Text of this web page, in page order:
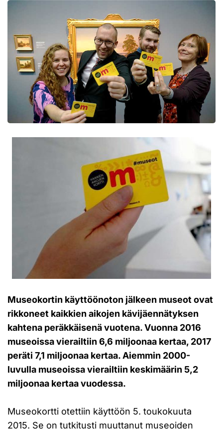
Museokortin käyttöönoton jälkeen museot ovat
rikkoneet kaikkien aikojen kävijäennätyksen
kahtena peräkkäisenä vuotena. Vuonna 2016
museoissa vierailtiin 6,6 miljoonaa kertaa, 2017
peräti 7,1 miljoonaa kertaa. Aiemmin 2000-
luvulla museoissa vierailtiin keskimäärin 5,2
miljoonaa kertaa vuodessa.
Museokortti otettiin käyttöön 5. toukokuuta
2015. Se on tutkitusti muuttanut museoiden